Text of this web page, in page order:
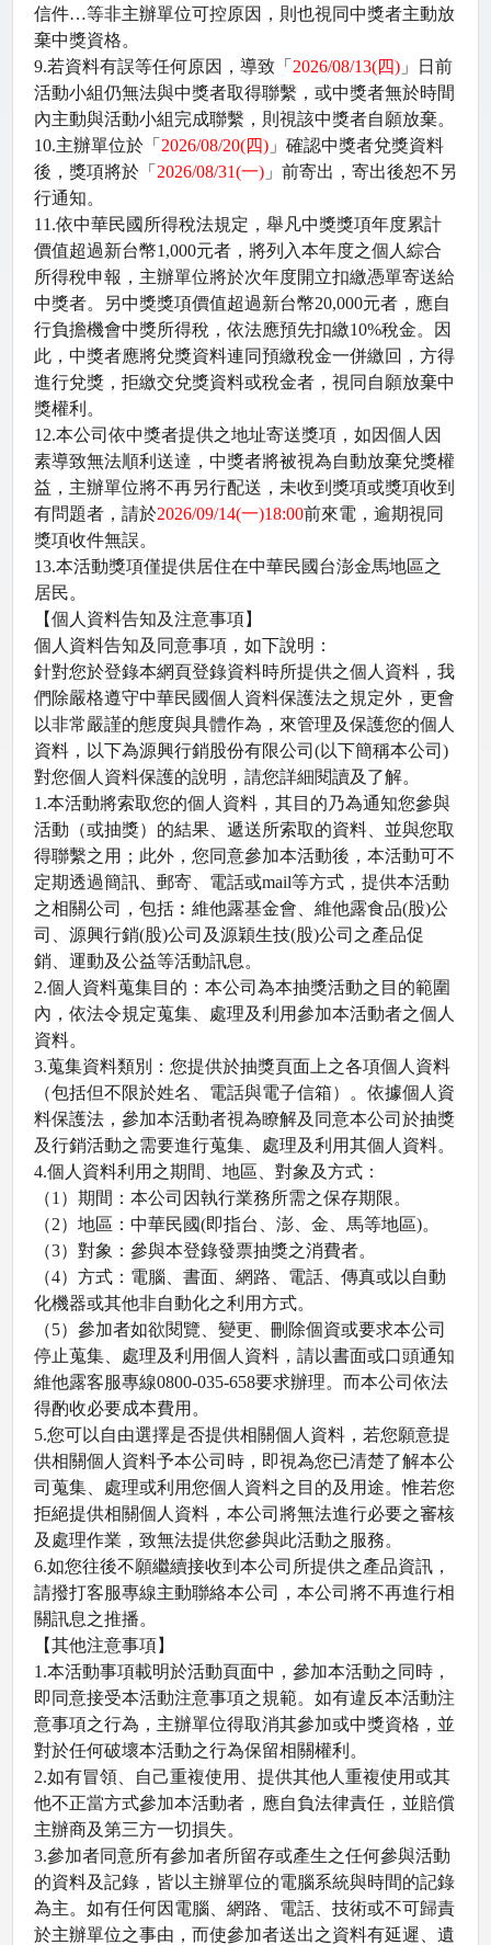
信件…等非主辦單位可控原因，則也視同中獎者主動放
棄中獎資格。
9.若資料有誤等任何原因，導致「 2026/08/13(四)」日前
活動小組仍無法與中獎者取得聯繫，或中獎者無於時間
內主動與活動小組完成聯繫，則視該中獎者自願放棄。
10.主辦單位於「 2026/08/20(四)」確認中獎者兌獎資料
後，獎項將於「 2026/08/31(一)」前寄出，寄出後恕不另
行通知。
11.依中華民國所得稅法規定，舉凡中獎獎項年度累計
價值超過新台幣1,000元者，將列入本年度之個人綜合
所得稅申報，主辦單位將於次年度開立扣繳憑單寄送給
中獎者。另中獎獎項價值超過新台幣20,000元者，應自
行負擔機會中獎所得稅，依法應預先扣繳10%稅金。因
此，中獎者應將兌獎資料連同預繳稅金一併繳回，方得
進行兌獎，拒繳交兌獎資料或稅金者，視同自願放棄中
獎權利。
12.本公司依中獎者提供之地址寄送獎項，如因個人因
素導致無法順利送達，中獎者將被視為自動放棄兌獎權
益，主辦單位將不再另行配送，未收到獎項或獎項收到
有問題者，請於2026/09/14(一)18:00前來電，逾期視同
獎項收件無誤。
13.本活動獎項僅提供居住在中華民國台澎金馬地區之
居民。
【個人資料告知及注意事項】
個人資料告知及同意事項，如下說明：
針對您於登錄本網頁登錄資料時所提供之個人資料，我
們除嚴格遵守中華民國個人資料保護法之規定外，更會
以非常嚴謹的態度與具體作為，來管理及保護您的個人
資料，以下為源興行銷股份有限公司 (以下簡稱本公司 )
對您個人資料保護的說明，請您詳細閱讀及了解。
1.本活動將索取您的個人資料，其目的乃為通知您參與
活動（或抽獎）的結果、遞送所索取的資料、並與您取
得聯繫之用；此外，您同意參加本活動後，本活動可不
定期透過簡訊、郵寄、電話或mail等方式，提供本活動
之相關公司，包括︰維他露基金會、維他露食品(股)公
司、源興行銷(股)公司及源穎生技(股)公司之產品促
銷、運動及公益等活動訊息。
2.個人資料蒐集目的：本公司為本抽獎活動之目的範圍
內，依法令規定蒐集、處理及利用參加本活動者之個人
資料。
3.蒐集資料類別：您提供於抽獎頁面上之各項個人資料
（包括但不限於姓名、電話與電子信箱）。依據個人資
料保護法，參加本活動者視為瞭解及同意本公司於抽獎
及行銷活動之需要進行蒐集、處理及利用其個人資料。
4.個人資料利用之期間、地區、對象及方式：
（1 ）期間：本公司因執行業務所需之保存期限。
（2）地區：中華民國(即指台、澎、金、馬等地區)。
（3）對象：參與本登錄發票抽獎之消費者。
（4）方式：電腦、書面、網路、電話、傳真或以自動
化機器或其他非自動化之利用方式。
（5）參加者如欲閱覽、變更、刪除個資或要求本公司
停止蒐集、處理及利用個人資料，請以書面或口頭通知
維他露客服專線0800-035-658要求辦理。而本公司依法
得酌收必要成本費用。
5.您可以自由選擇是否提供相關個人資料，若您願意提
供相關個人資料予本公司時，即視為您已清楚了解本公
司蒐集、處理或利用您個人資料之目的及用途。惟若您
拒絕提供相關個人資料，本公司將無法進行必要之審核
及處理作業，致無法提供您參與此活動之服務。
6.如您往後不願繼續接收到本公司所提供之產品資訊，
請撥打客服專線主動聯絡本公司，本公司將不再進行相
關訊息之推播。
【其他注意事項】
1.本活動事項載明於活動頁面中，參加本活動之同時，
即同意接受本活動注意事項之規範。如有違反本活動注
意事項之行為，主辦單位得取消其參加或中獎資格，並
對於任何破壞本活動之行為保留相關權利。
2.如有冒領、自己重複使用、提供其他人重複使用或其
他不正當方式參加本活動者，應自負法律責任，並賠償
主辦商及第三方一切損失。
3.參加者同意所有參加者所留存或產生之任何參與活動
的資料及記錄，皆以主辦單位的電腦系統與時間的記錄
為主。如有任何因電腦、網路、電話、技術或不可歸責
於主辦單位之事由，而使參加者送出之資料有延遲、遺